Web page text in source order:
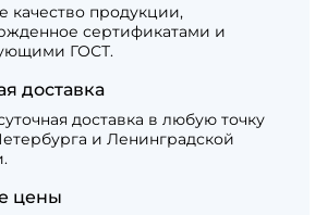
качество продукции,
сертификатами и
ГОСТ.
доставка
доставка в любую точку
и Ленинградской
цены